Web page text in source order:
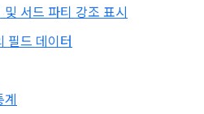
서드 파티 강조 표시
필드 데이터